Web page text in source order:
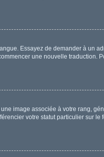
Essayez de demander à un
une nouvelle traduction.
image associée à votre rang,
votre statut particulier sur le